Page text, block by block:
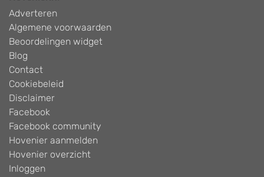
Adverteren
Algemene voorwaarden
Beoordelingen widget
Blog
Contact
Cookiebeleid
Disclaimer
Facebook
Facebook community
Hovenier aanmelden
Hovenier overzicht
Inloggen